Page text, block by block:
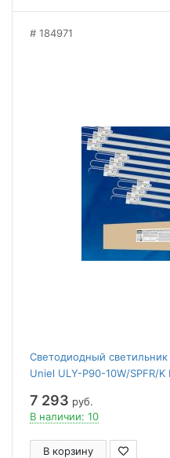
184971
Светодиодный
Uniel ULY-P90-10W/SPFR/
7 293 руб.
В наличии: 10
В корзину